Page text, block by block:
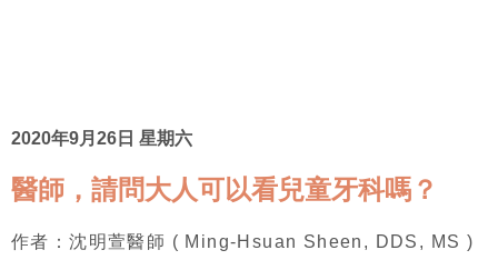
2020年9月26日 星期六
醫師，請問大人可以看兒童牙科嗎？
作者：沈明萱醫師 ( Ming-Hsuan Sheen, DDS, MS )